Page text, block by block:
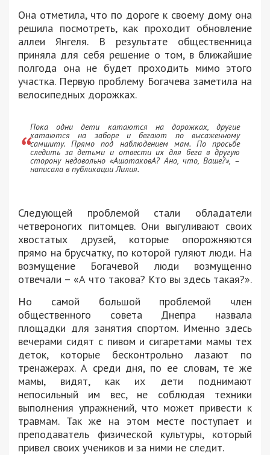
Она отметила, что по дороге к своему дому она
решила посмотреть, как проходит обновление
аллеи Янгеля. В результате общественница
приняла для себя решение о том, в ближайшие
полгода она не будет проходить мимо этого
участка. Первую проблему Богачева заметила на
велосипедных дорожках.
Пока одни дети катаются на дорожках, другие
катаются на заборе и бегают по высаженному
самшиту. Прямо под наблюдением мам. По просьбе
следить за детьми и отвести их для бега в другую
сторону недовольно «АшотаковА? Ано, что, Ваше?», –
написала в публикации Лилия.
Следующей проблемой стали обладатели
четвероногих питомцев. Они выгуливают своих
хвостатых друзей, которые опорожняются
прямо на брусчатку, по которой гуляют люди. На
возмущение Богачевой люди возмущенно
отвечали – «А что такова? Кто вы здесь такая?».
Но самой большой проблемой член
общественного совета Днепра назвала
площадки для занятия спортом. Именно здесь
вечерами сидят с пивом и сигаретами мамы тех
деток, которые бесконтрольно лазают по
тренажерах. А среди дня, по ее словам, те же
мамы, видят, как их дети поднимают
непосильный им вес, не соблюдая техники
выполнения упражнений, что может привести к
травмам. Так же на этом месте поступает и
преподаватель физической культуры, который
привел своих учеников и за ними не следит.